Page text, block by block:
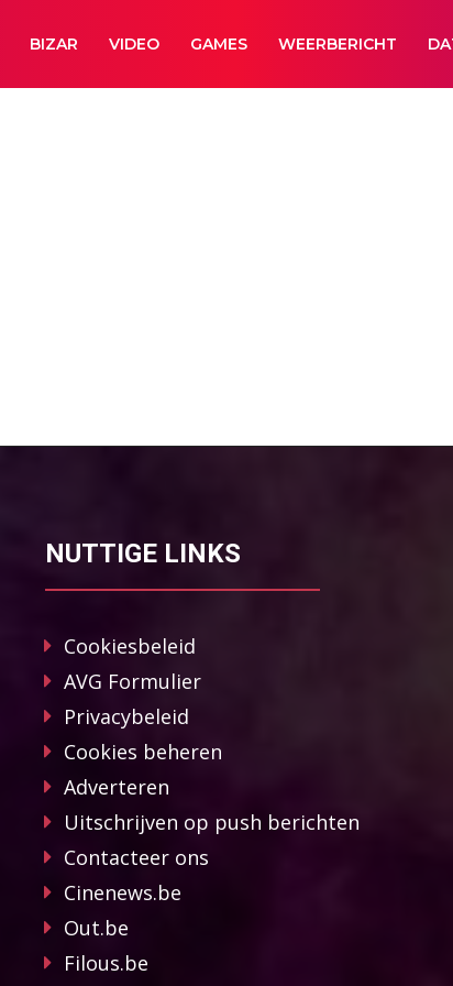
BIZAR VIDEO GAMES WEERBERICHT
NUTTIGE LINKS
Cookiesbeleid
AVG Formulier
Privacybeleid
Cookies beheren
Adverteren
Uitschrijven op push berichten
Contacteer ons
Cinenews.be
Out.be
Filous.be